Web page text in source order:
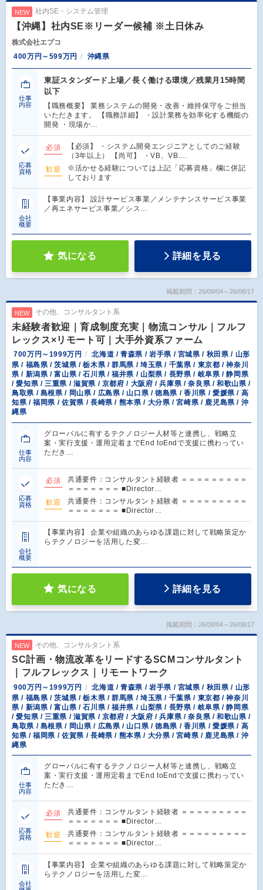
NEW 社内SE・システム管理
【沖縄】社内SE※リーダー候補 ※土日休み
株式会社エプコ
400万円～599万円
沖縄県
仕事
内容
東証スタンダード上場／長く働ける環境／残業月15時間
以下
【職務概要】 業務システムの開発・改善・維持保守をご担当
いただきます。 【職務詳細】 ・設計業務を効率化する機能の
開発 ・現場か…
応募
資格
必須
【必須】 ・システム開発エンジニアとしてのご経験
（3年以上） 【尚可】 ・VB、VB.…
歓迎
※活かせる経験については上記「応募資格」欄に併記
しております
会社
概要
【事業内容】 設計サービス事業／メンテナンスサービス事業
／再エネサービス事業／シス…
気になる 詳細を見る
掲載期間：26/08/04～26/08/17
NEW その他、コンサルタント系
未経験者歓迎｜育成制度充実｜物流コンサル｜フルフ
レックス×リモート可｜大手外資系ファーム
700万円～1999万円
北海道 / 青森県 / 岩手県 / 宮城県 / 秋田県 / 山形
県 / 福島県 / 茨城県 / 栃木県 / 群馬県 / 埼玉県 / 千葉県 / 東京都 / 神奈川
県 / 新潟県 / 富山県 / 石川県 / 福井県 / 山梨県 / 長野県 / 岐阜県 / 静岡県
/ 愛知県 / 三重県 / 滋賀県 / 京都府 / 大阪府 / 兵庫県 / 奈良県 / 和歌山県 /
鳥取県 / 島根県 / 岡山県 / 広島県 / 山口県 / 徳島県 / 香川県 / 愛媛県 / 高
知県 / 福岡県 / 佐賀県 / 長崎県 / 熊本県 / 大分県 / 宮崎県 / 鹿児島県 / 沖
縄県
仕事
内容
グローバルに有するテクノロジー人材等と連携し、戦略立
案・実行支援・運用定着までEnd toEndで支援に携わってい
ただき…
応募
資格
必須
共通要件：コンサルタント経験者 ＝＝＝＝＝＝＝＝＝
＝＝＝＝＝＝＝ ■Director…
歓迎
共通要件：コンサルタント経験者 ＝＝＝＝＝＝＝＝＝
＝＝＝＝＝＝＝ ■Director…
会社
概要
【事業内容】 企業や組織のあらゆる課題に対して戦略策定か
らテクノロジーを活用した変…
気になる 詳細を見る
掲載期間：26/08/04～26/08/17
NEW その他、コンサルタント系
SC計画・物流改革をリードするSCMコンサルタント
｜フルフレックス｜リモートワーク
900万円～1999万円
北海道 / 青森県 / 岩手県 / 宮城県 / 秋田県 / 山形
県 / 福島県 / 茨城県 / 栃木県 / 群馬県 / 埼玉県 / 千葉県 / 東京都 / 神奈川
県 / 新潟県 / 富山県 / 石川県 / 福井県 / 山梨県 / 長野県 / 岐阜県 / 静岡県
/ 愛知県 / 三重県 / 滋賀県 / 京都府 / 大阪府 / 兵庫県 / 奈良県 / 和歌山県 /
鳥取県 / 島根県 / 岡山県 / 広島県 / 山口県 / 徳島県 / 香川県 / 愛媛県 / 高
知県 / 福岡県 / 佐賀県 / 長崎県 / 熊本県 / 大分県 / 宮崎県 / 鹿児島県 / 沖
縄県
仕事
内容
グローバルに有するテクノロジー人材等と連携し、戦略立
案・実行支援・運用定着までEnd toEndで支援に携わってい
ただき…
応募
資格
必須
共通要件：コンサルタント経験者 ＝＝＝＝＝＝＝＝＝
＝＝＝＝＝＝＝ ■Director…
歓迎
共通要件：コンサルタント経験者 ＝＝＝＝＝＝＝＝＝
＝＝＝＝＝＝＝ ■Director…
会社
【事業内容】 企業や組織のあらゆる課題に対して戦略策定か
らテクノロジーを活用した変…